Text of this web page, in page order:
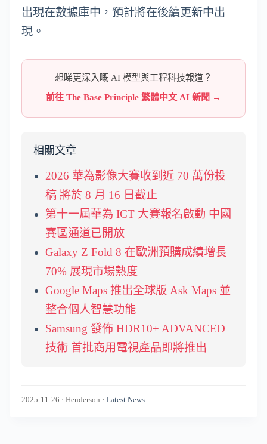
出現在數據庫中，預計將在後續更新中出
現。
想睇更深入嘅 AI 模型與工程科技報道？
前往 The Base Principle 繁體中文 AI 新聞 →
相關文章
2026 華為影像大賽收到近 70 萬份投
稿 將於 8 月 16 日截止
第十一屆華為 ICT 大賽報名啟動 中國
賽區通道已開放
Galaxy Z Fold 8 在歐洲預購成績增長
70% 展現市場熱度
Google Maps 推出全球版 Ask Maps 並
整合個人智慧功能
Samsung 發佈 HDR10+ ADVANCED
技術 首批商用電視產品即將推出
2025-11-26 · Henderson · Latest News